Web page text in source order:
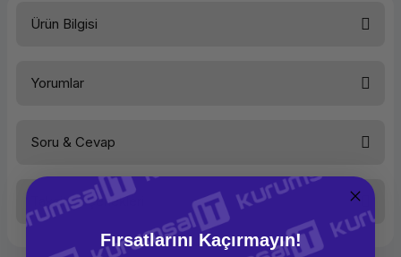
Ürün Bilgisi
2000 16GB W11P
Yorumlar
Yorum Yaz
Soru & Cevap
Ürün hakkında henüz soru sorulmamış.
Taksit Seçenekleri
Fırsatlarını Kaçırmayın!